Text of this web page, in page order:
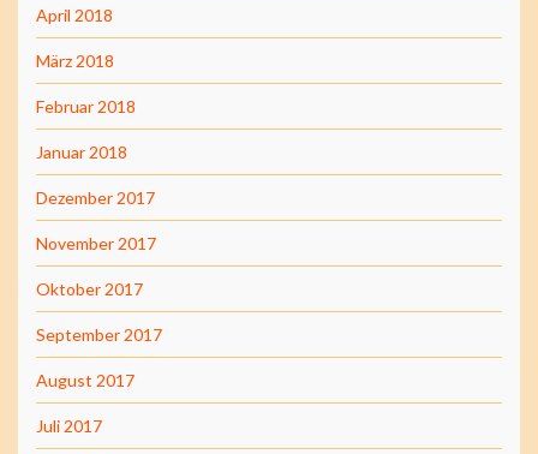
April 2018
März 2018
Februar 2018
Januar 2018
Dezember 2017
November 2017
Oktober 2017
September 2017
August 2017
Juli 2017